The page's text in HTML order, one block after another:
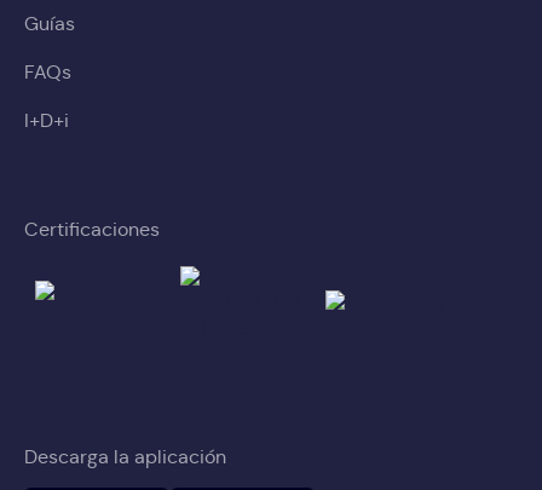
Guías
FAQs
I+D+i
Certificaciones
Descarga la aplicación